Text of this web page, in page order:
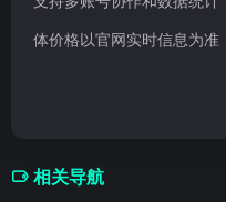
体价格以官网实时信息为
相关导航